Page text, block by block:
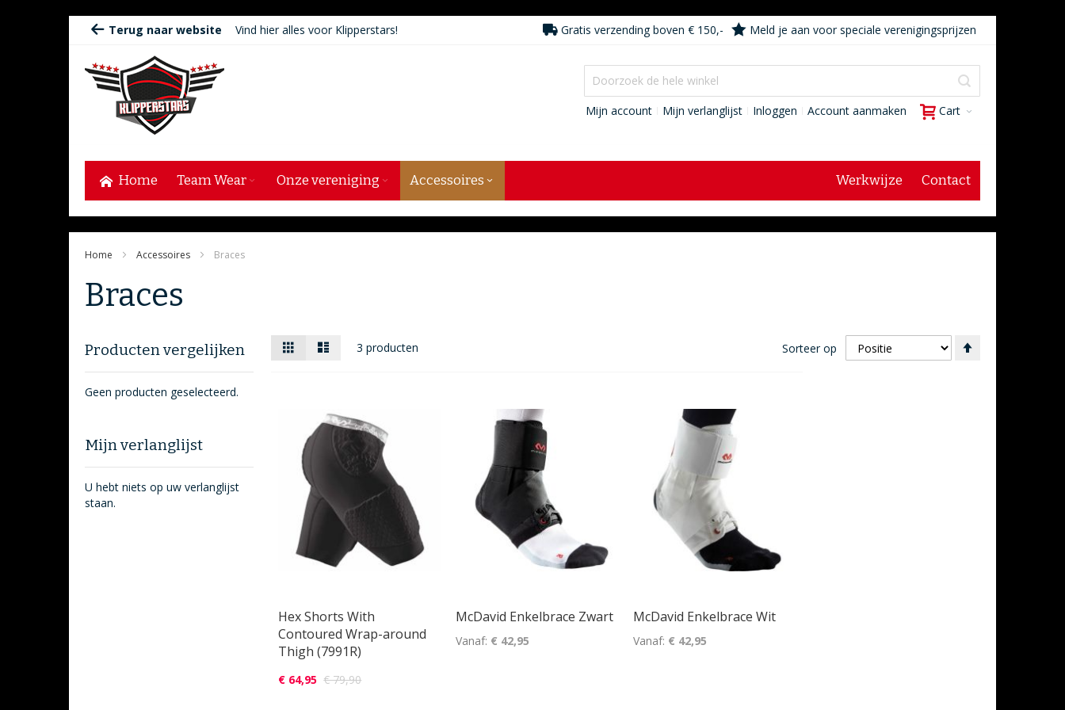
Ga
de
inhoud
Terug naar website Vind hier alles voor Klipperstars! Gratis verzending boven € 150,- Meld je aan voor speciale verenigingsprijzen
Cart
Mijn account Mijn verlanglijst Inloggen Account aanmaken
Home Team Wear Onze vereniging Accessoires Contact
Werkwijze
Home Accessoires Braces
Braces
Tonen
als
Foto-
tabel 3 producten Sorteer op
Hex Shorts With
Contoured Wrap-around
Thigh (7991R)
€ 64,95 € 79,90
McDavid Enkelbrace Zwart
Vanaf € 42,95
McDavid Enkelbrace Wit
Vanaf € 42,95
Producten vergelijken
Geen producten geselecteerd.
Mijn verlanglijst
U hebt niets op uw verlanglijst
staan.